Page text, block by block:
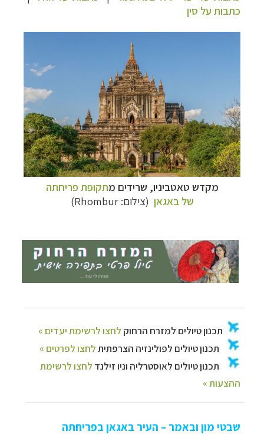
כתבות על סין
מקדש טאטביניו, שרידים מתקופת פריחתה
של באגאן (צילום: Rhombur)
תכנוןטיולים למזרח הרחוקלחצו לרשימת יעדים »
תכנוןטיולים לפולינזיה הצרפתיתלחצו לפרטים »
תכנוןטיולים לאוסטרליה וניו זילנדלחצו לרשימת
ההצעות »
שבטי מון ובאמר – העיר באגאן בפריחתה